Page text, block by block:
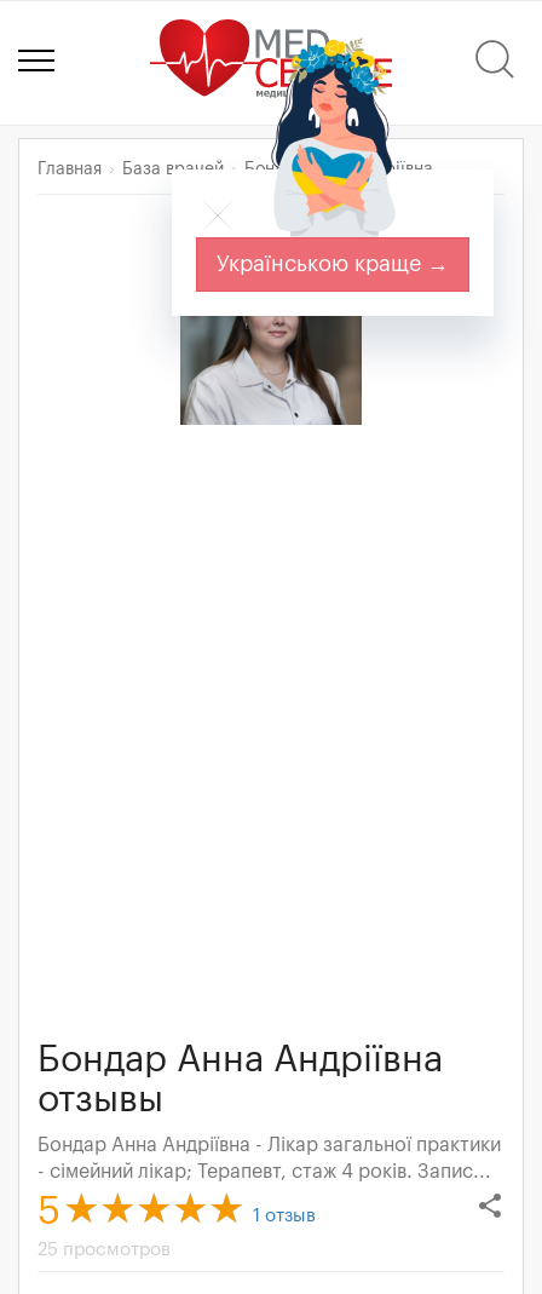
Главная База врачей Бондар Анна Андріївна
Бондар Анна Андріївна
отзывы
Бондар Анна Андріївна - Лікар загальної практики
- сімейний лікар; Терапевт, стаж 4 років. Запис...
share
5 1 отзыв
25 просмотров
Українською краще →